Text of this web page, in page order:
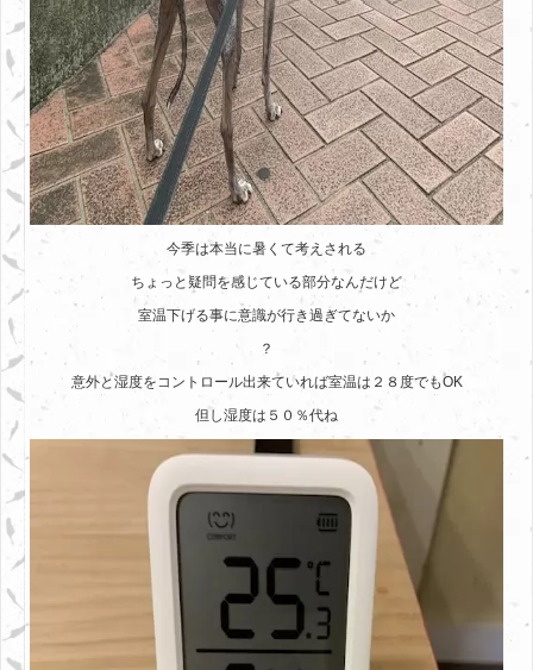
今季は本当に暑くて考えされる
ちょっと疑問を感じている部分なんだけど
室温下げる事に意識が行き過ぎてないか
？
意外と湿度をコントロール出来ていれば室温は２８度でもOK
但し湿度は５０％代ね